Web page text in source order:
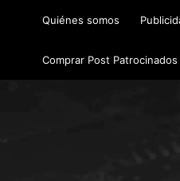
Quiénes somos
Comprar Post Patrocinados